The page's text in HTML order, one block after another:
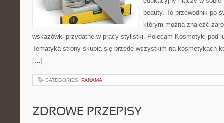
beauty. To przewodnik po
którym można znaleźć
wskazówki przydatne w pracy stylistki. Polecam Kosmetyki pod
Tematyka strony skupia się przede wszystkim na kosmetykach
[…]
CATEGORIES: PANAMA
ZDROWE PRZEPISY